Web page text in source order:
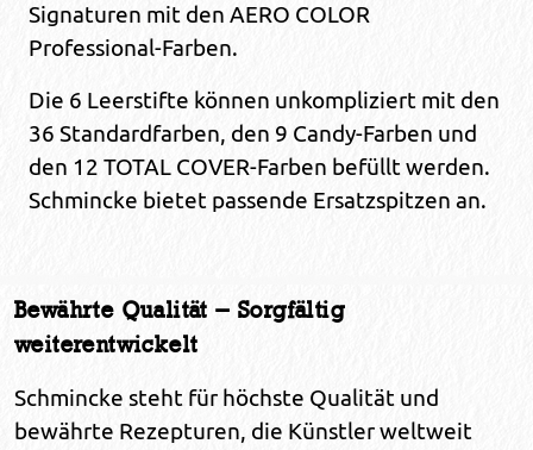
Signaturen mit den AERO COLOR
Professional-Farben.
Die 6 Leerstifte können unkompliziert mit den
36 Standardfarben, den 9 Candy-Farben und
den 12 TOTAL COVER-Farben befüllt werden.
Schmincke bietet passende Ersatzspitzen an.
Bewährte Qualität – Sorgfältig
weiterentwickelt
Schmincke steht für höchste Qualität und
bewährte Rezepturen, die Künstler weltweit